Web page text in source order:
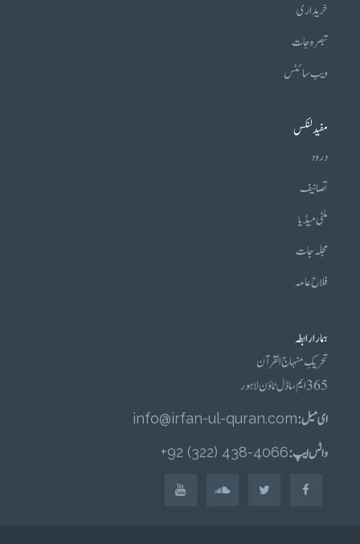
خریداری
تبصرہ جات
ویب سائٹس
مفید لنکس
درود
تصانیف
ملٹی میڈیا
مجلہ جات
فلاح عامہ
ہمارا رابطہ
تحریکِ منہاج القرآن
365 ایم، ماڈل ٹاؤن لاہور
ای میل :info@irfan-ul-quran.com
واٹس ایپ :4066-438 (322) 92+